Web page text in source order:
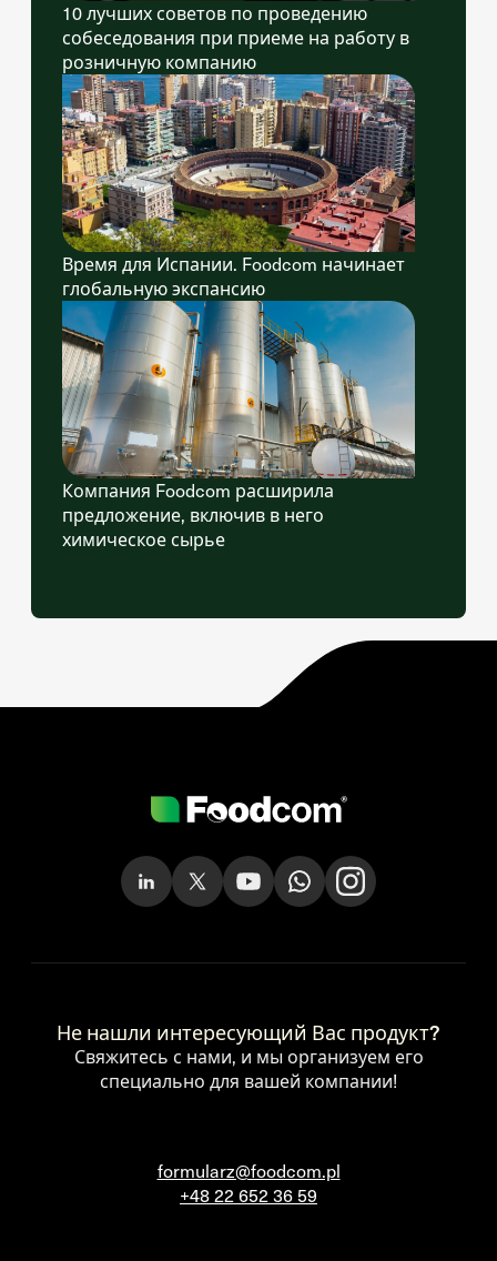
10 лучших советов по проведению
собеседования при приеме на работу в
розничную компанию
Время для Испании. Foodcom начинает
глобальную экспансию
Компания Foodcom расширила
предложение, включив в него
химическое сырье
Не нашли интересующий Вас продукт?
Свяжитесь с нами, и мы организуем его
специально для вашей компании!
formularz@foodcom.pl
+48 22 652 36 59